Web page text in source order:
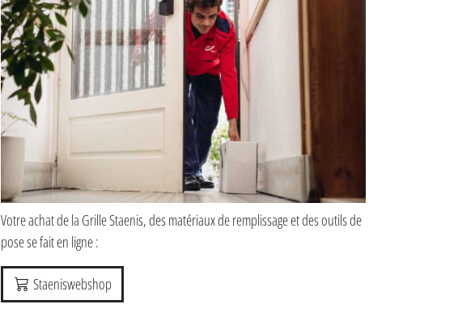
Votre achat de la Grille Staenis, des matériaux de remplissage et des outils de
pose se fait en ligne :
Staeniswebshop